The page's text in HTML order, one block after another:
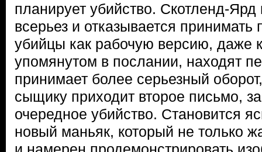
планирует убийство. Скотленд-Ярд
всерьез и отказывается принимать
убийцы как рабочую версию, даже
упомянутом в послании, находят
принимает более серьезный
сыщику приходит второе письмо,
очередное убийство. Становится
новый маньяк, который не только